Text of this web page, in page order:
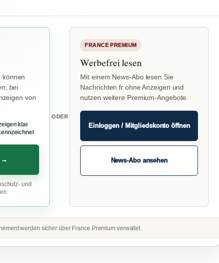
können
bei
von
klar
→
und
ODER
FRANCE PREMIUM
Werbefrei lesen
Mit einem News-Abo lesen Sie
Nachrichten.fr ohne Anzeigen und
nutzen weitere Premium-Angebote.
Einloggen / Mitgliedskonto öffnen
News-Abo ansehen
werden sicher über France Premium verwaltet.